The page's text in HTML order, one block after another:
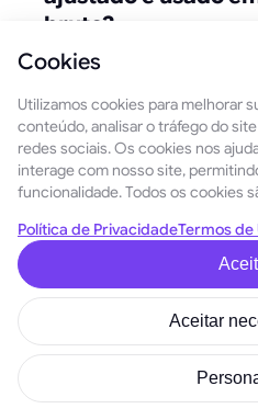
bruto?
Porque o volume bruto inclui
volume ajustado mostra o
5. Por que o MEV
econômica?
movimentam capital e geram
mercados informais nas
6. As recompensas
devem ser
Depende da metodologia:
Cookies
Utilizamos cookies para melhorar
conteúdo, analisar o tráfego do
redes sociais. Os cookies nos
interage com nosso site,
funcionalidade. Todos os cookies
Política de PrivacidadeTermos de
Aceitar